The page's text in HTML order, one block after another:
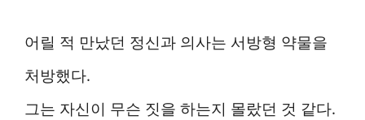
어릴 적 만났던 정신과 의사는 서방형 약물을
처방했다.
그는 자신이 무슨 짓을 하는지 몰랐던 것 같다.